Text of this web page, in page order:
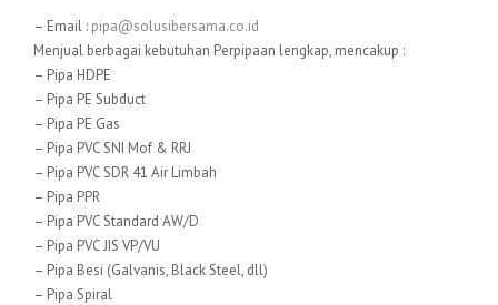
– Email : pipa@solusibersama.co.id
Menjual berbagai kebutuhan Perpipaan lengkap, mencakup :
– Pipa HDPE
– Pipa PE Subduct
– Pipa PE Gas
– Pipa PVC SNI Mof & RRJ
– Pipa PVC SDR 41 Air Limbah
– Pipa PPR
– Pipa PVC Standard AW/D
– Pipa PVC JIS VP/VU
– Pipa Besi (Galvanis, Black Steel, dll)
– Pipa Spiral